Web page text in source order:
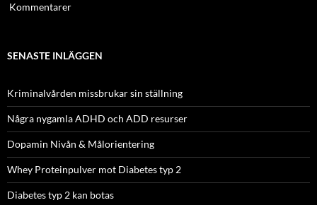
Kommentarer
SENASTE INLÄGGEN
Kriminalvården missbrukar sin ställning
Några nygamla ADHD och ADD resurser
Dopamin Nivån & Målorientering
Whey Proteinpulver mot Diabetes typ 2
Diabetes typ 2 kan botas